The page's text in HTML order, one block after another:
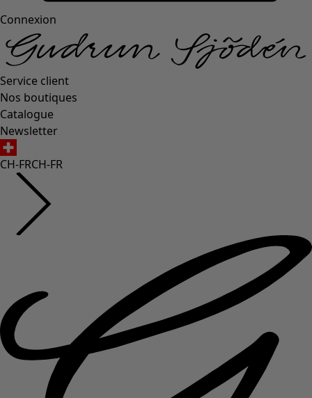
Connexion
Service client
Nos boutiques
Catalogue
Newsletter
CH-FRCH-FR